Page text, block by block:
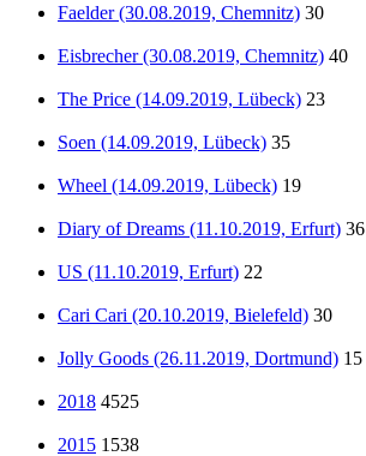
Faelder (30.08.2019, Chemnitz) 30
Eisbrecher (30.08.2019, Chemnitz) 40
The Price (14.09.2019, Lübeck) 23
Soen (14.09.2019, Lübeck) 35
Wheel (14.09.2019, Lübeck) 19
Diary of Dreams (11.10.2019, Erfurt) 36
US (11.10.2019, Erfurt) 22
Cari Cari (20.10.2019, Bielefeld) 30
Jolly Goods (26.11.2019, Dortmund) 15
2018 4525
2015 1538